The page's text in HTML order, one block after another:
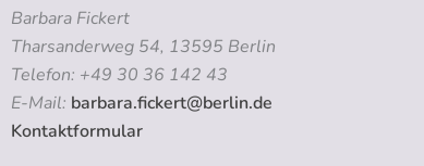
Barbara Fickert
Tharsanderweg 54, 13595 Berlin
Telefon: +49 30 36 142 43
E-Mail: barbara.fickert@berlin.de
Kontaktformular